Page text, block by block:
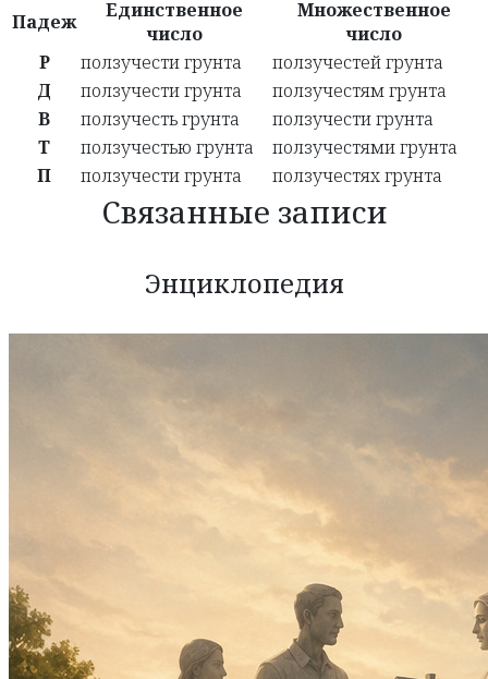
Падеж
Единственное
число
Множественное
число
Р
ползучести грунта
ползучестей грунта
Д
ползучести грунта
ползучестям грунта
В
ползучесть грунта
ползучести грунта
Т
ползучестью грунта
ползучестями грунта
П
ползучести грунта ползучестях грунта
Связанные записи
Энциклопедия